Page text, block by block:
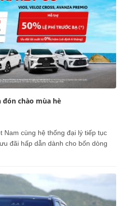
chào mùa hè
Nam cùng hệ thống đại lý tiếp tục
đãi hấp dẫn dành cho bốn dòng